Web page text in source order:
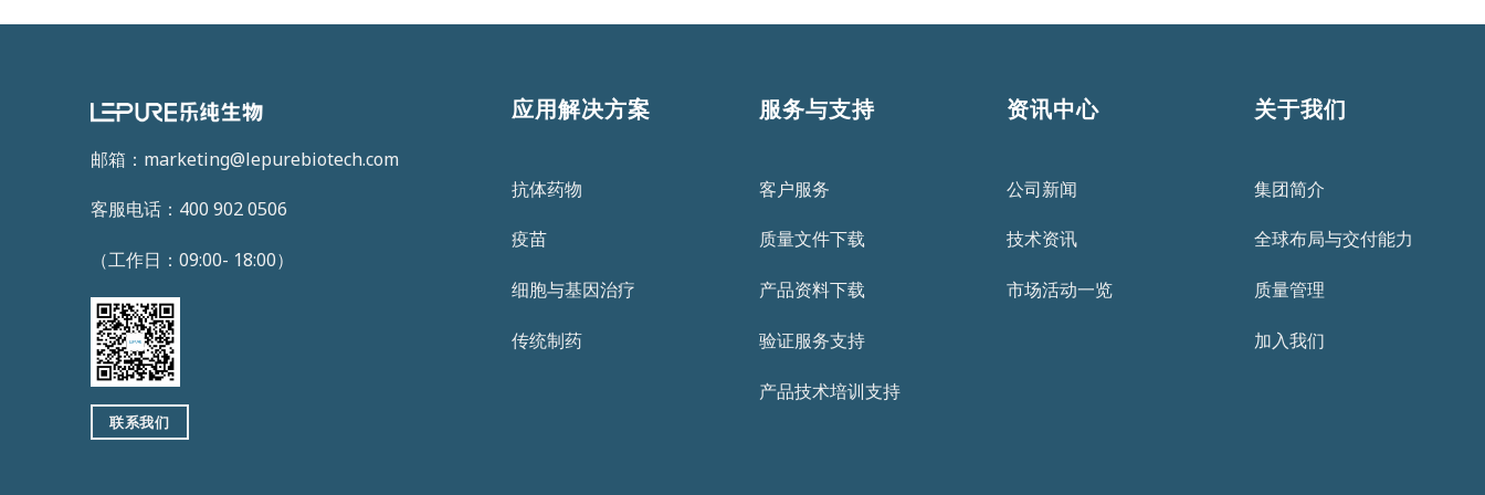
邮箱：marketing@lepurebiotech.com
客服电话：400 902 0506
（工作日：09:00- 18:00）
联系我们
应用解决方案
抗体药物
疫苗
细胞与基因治疗
传统制药
服务与支持
客户服务
质量文件下载
产品资料下载
验证服务支持
产品技术培训支持
资讯中心
公司新闻
技术资讯
市场活动一览
关于我们
集团简介
全球布局与交付能力
质量管理
加入我们